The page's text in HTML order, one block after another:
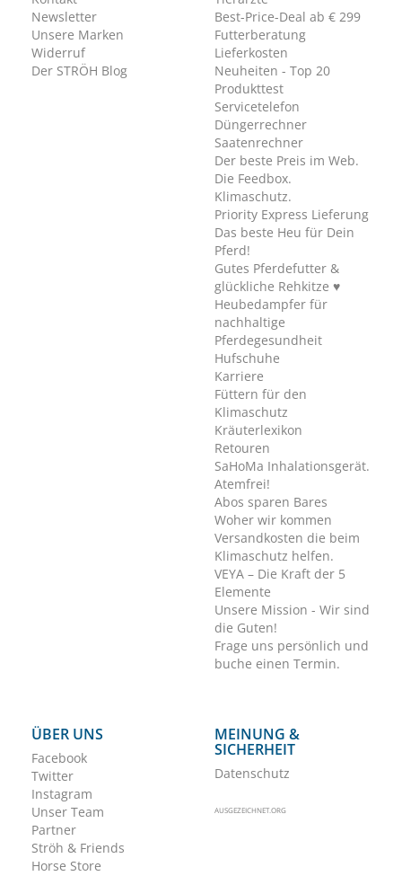
Newsletter
Unsere Marken
Widerruf
Der STRÖH Blog
Best-Price-Deal ab € 299
Futterberatung
Lieferkosten
Neuheiten - Top 20
Produkttest
Servicetelefon
Düngerrechner
Saatenrechner
Der beste Preis im Web.
Die Feedbox.
Klimaschutz.
Priority Express Lieferung
Das beste Heu für Dein
Pferd!
Gutes Pferdefutter &
glückliche Rehkitze ♥
Heubedampfer für
nachhaltige
Pferdegesundheit
Hufschuhe
Karriere
Füttern für den
Klimaschutz
Kräuterlexikon
Retouren
SaHoMa Inhalationsgerät.
Atemfrei!
Abos sparen Bares
Woher wir kommen
Versandkosten die beim
Klimaschutz helfen.
VEYA – Die Kraft der 5
Elemente
Unsere Mission - Wir sind
die Guten!
Frage uns persönlich und
buche einen Termin.
ÜBER UNS
Facebook
Twitter
Instagram
Unser Team
Partner
Ströh & Friends
Horse Store
MEINUNG &
SICHERHEIT
Datenschutz
AUSGEZEICHNET.ORG